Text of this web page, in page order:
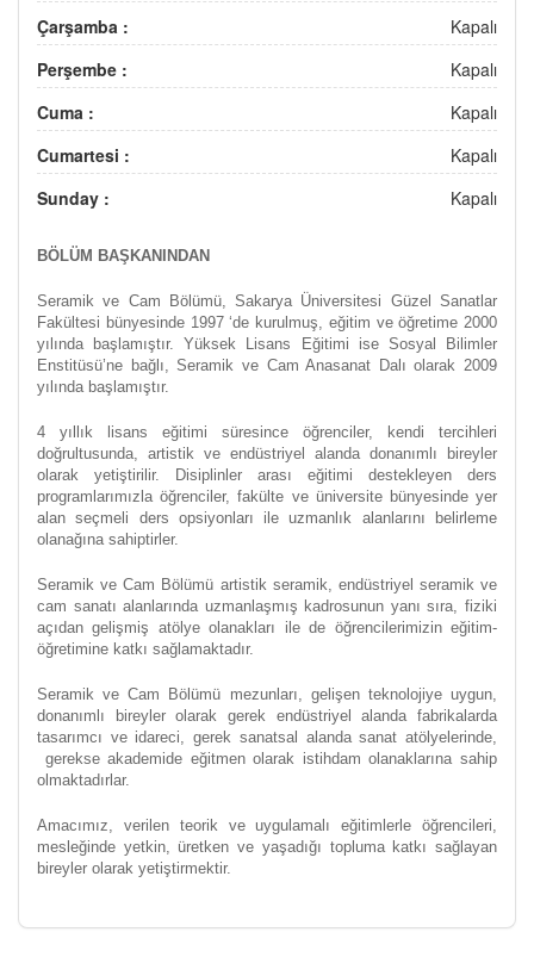
Çarşamba :
Kapalı
Perşembe :
Kapalı
Cuma :
Kapalı
Cumartesi :
Kapalı
Sunday :
Kapalı
BÖLÜM BAŞKANINDAN
Seramik ve Cam Bölümü, Sakarya Üniversitesi Güzel Sanatlar
Fakültesi bünyesinde 1997 ‘de kurulmuş, eğitim ve öğretime 2000
yılında başlamıştır. Yüksek Lisans Eğitimi ise Sosyal Bilimler
Enstitüsü’ne bağlı, Seramik ve Cam Anasanat Dalı olarak 2009
yılında başlamıştır.
4 yıllık lisans eğitimi süresince öğrenciler, kendi tercihleri
doğrultusunda, artistik ve endüstriyel alanda donanımlı bireyler
olarak yetiştirilir. Disiplinler arası eğitimi destekleyen ders
programlarımızla öğrenciler, fakülte ve üniversite bünyesinde yer
alan seçmeli ders opsiyonları ile uzmanlık alanlarını belirleme
olanağına sahiptirler.
Seramik ve Cam Bölümü artistik seramik, endüstriyel seramik ve
cam sanatı alanlarında uzmanlaşmış kadrosunun yanı sıra, fiziki
açıdan gelişmiş atölye olanakları ile de öğrencilerimizin eğitim-
öğretimine katkı sağlamaktadır.
Seramik ve Cam Bölümü mezunları, gelişen teknolojiye uygun,
donanımlı bireyler olarak gerek endüstriyel alanda fabrikalarda
tasarımcı ve idareci, gerek sanatsal alanda sanat atölyelerinde,
gerekse akademide eğitmen olarak istihdam olanaklarına sahip
olmaktadırlar.
Amacımız, verilen teorik ve uygulamalı eğitimlerle öğrencileri,
mesleğinde yetkin, üretken ve yaşadığı topluma katkı sağlayan
bireyler olarak yetiştirmektir.